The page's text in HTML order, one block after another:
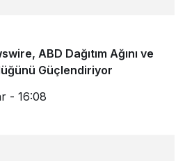
ABD Dağıtım Ağını ve
Güçlendiriyor
- 16:08